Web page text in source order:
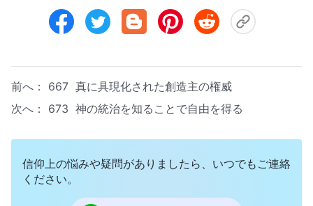
前へ： 667 真に具現化された創造主の権威
次へ： 673 神の統治を知ることで自由を得る
信仰上の悩みや疑問がありましたら、いつでもご連絡
ください。